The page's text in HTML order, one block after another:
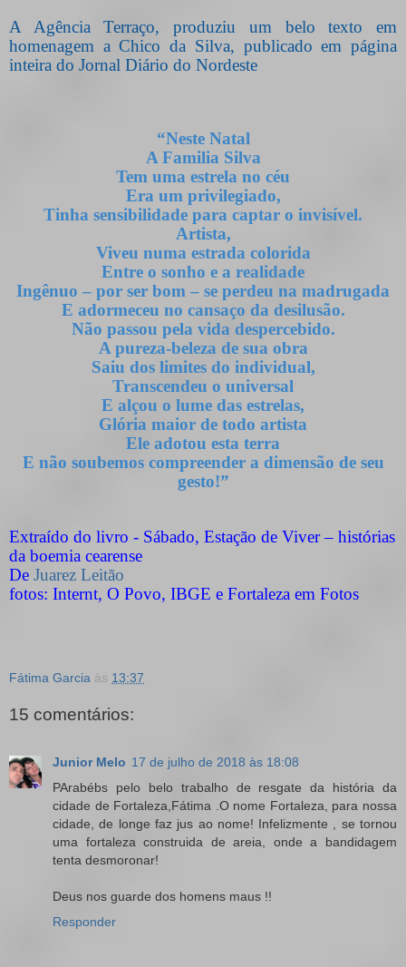
A Agência Terraço, produziu um belo texto em
homenagem a Chico da Silva, publicado em página
inteira do Jornal Diário do Nordeste
“Neste Natal
A Familia Silva
Tem uma estrela no céu
Era um privilegiado,
Tinha sensibilidade para captar o invisível.
Artista,
Viveu numa estrada colorida
Entre o sonho e a realidade
Ingênuo – por ser bom – se perdeu na madrugada
E adormeceu no cansaço da desilusão.
Não passou pela vida despercebido.
A pureza-beleza de sua obra
Saiu dos limites do individual,
Transcendeu o universal
E alçou o lume das estrelas,
Glória maior de todo artista
Ele adotou esta terra
E não soubemos compreender a dimensão de seu
gesto!”
Extraído do livro - Sábado, Estação de Viver – histórias
da boemia cearense
De Juarez Leitão
fotos: Internt, O Povo, IBGE e Fortaleza em Fotos
Fátima Garcia às 13:37
15 comentários:
Junior Melo 17 de julho de 2018 às 18:08
PArabébs pelo belo trabalho de resgate da história da
cidade de Fortaleza,Fátima .O nome Fortaleza, para nossa
cidade, de longe faz jus ao nome! Infelizmente , se tornou
uma fortaleza construida de areia, onde a bandidagem
tenta desmoronar!
Deus nos guarde dos homens maus !!
Responder